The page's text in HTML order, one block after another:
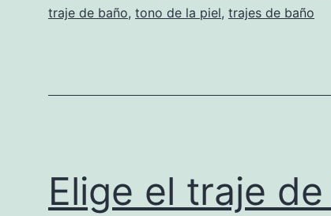
traje de baño, tono de la piel, trajes de baño
Elige el traje